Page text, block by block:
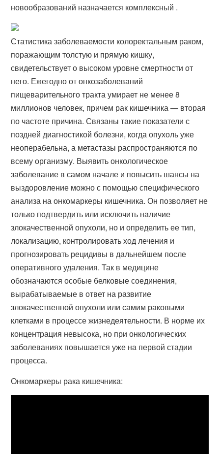
новообразований назначается комплексный .
Статистика заболеваемости колоректальным раком,
поражающим толстую и прямую кишку,
свидетельствует о высоком уровне смертности от
него. Ежегодно от онкозаболеваний
пищеварительного тракта умирает не менее 8
миллионов человек, причем рак кишечника — вторая
по частоте причина. Связаны такие показатели с
поздней диагностикой болезни, когда опухоль уже
неоперабельна, а метастазы распространяются по
всему организму. Выявить онкологическое
заболевание в самом начале и повысить шансы на
выздоровление можно с помощью специфического
анализа на онкомаркеры кишечника. Он позволяет не
только подтвердить или исключить наличие
злокачественной опухоли, но и определить ее тип,
локализацию, контролировать ход лечения и
прогнозировать рецидивы в дальнейшем после
оперативного удаления. Так в медицине
обозначаются особые белковые соединения,
вырабатываемые в ответ на развитие
злокачественной опухоли или самим раковыми
клетками в процессе жизнедеятельности. В норме их
концентрация невысока, но при онкологических
заболеваниях повышается уже на первой стадии
процесса.
Онкомаркеры рака кишечника: